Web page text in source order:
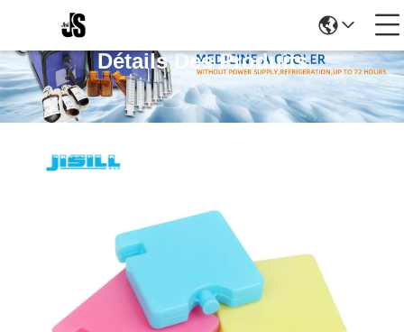
Détails Des Produits